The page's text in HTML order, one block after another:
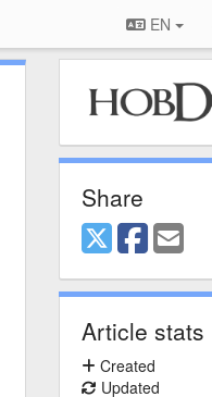
EN
Share
Article stats
Created
Updated